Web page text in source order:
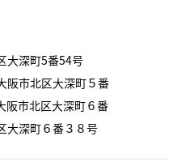
大深町5番54号
阪市北区大深町５番
阪市北区大深町６番
大深町６番３８号